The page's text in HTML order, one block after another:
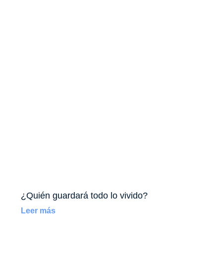
¿Quién guardará todo lo vivido?
Leer más